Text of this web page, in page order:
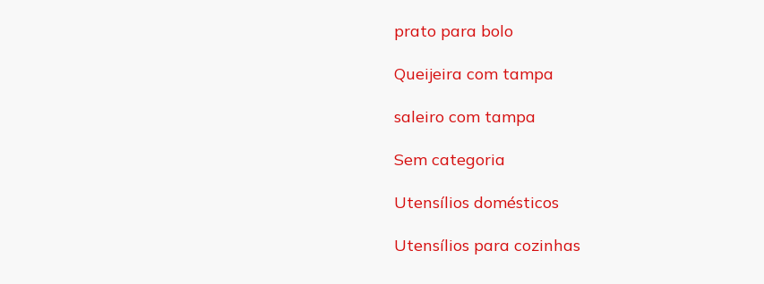
prato para bolo
Queijeira com tampa
saleiro com tampa
Sem categoria
Utensílios domésticos
Utensílios para cozinhas